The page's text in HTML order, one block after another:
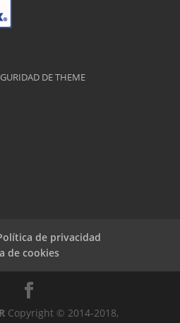
DETHEME
de privacidad
de cookies
Copyright © 2014-2018,